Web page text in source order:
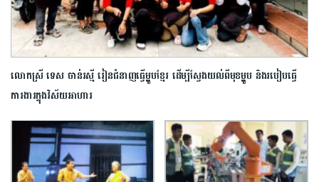
លោកស្រី ទេស ចាន់រស្មី រៀន​ជំនាញ​ធ្វើម្ហូប​ខ្មែរ ដើម្បី​ស្វែង​យល់​ពីមុខ​ម្ហូប​ និង​របៀប​ធ្វើ
ការងារ​ក្នុង​វិស័យ​អាហារ